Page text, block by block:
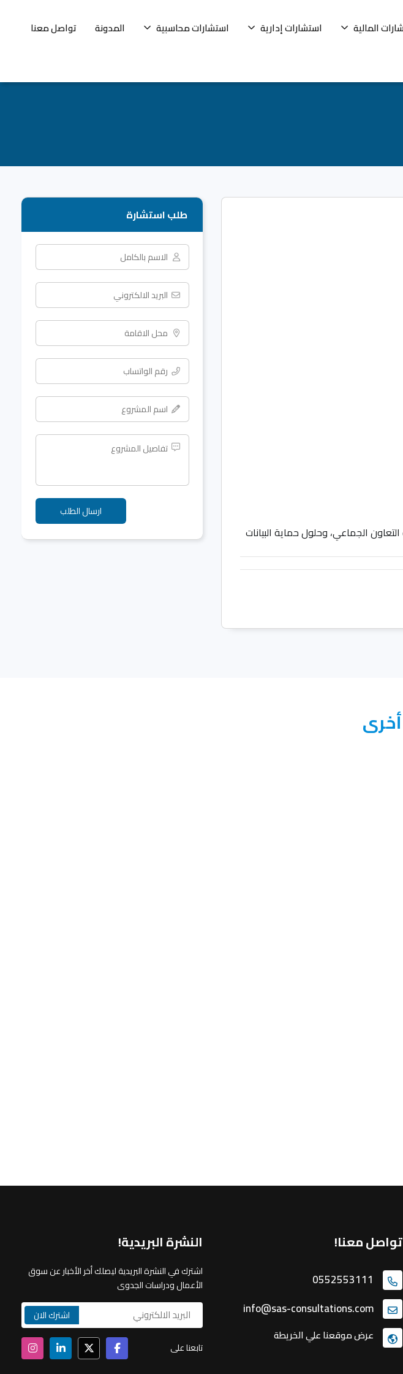
المالية استشارات إدارية استشارات محاسبية المدونة تواصل معنا
الجماعي، وحلول حماية البيانات
طلب استشارة
تواصل معنا!
0552553111
info@sas-consultations.com
عرض موقعنا علي الخريطة
النشرة البريدية!
اشترك في النشرة البريدية ليصلك أخر الأخبار عن سوق
الأعمال ودراسات الجدوى
تابعنا على